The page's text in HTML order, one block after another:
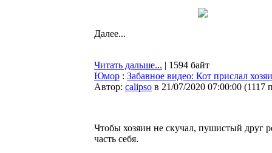
Далее...
Читать дальше... | 1594 байт
Юмор : Забавное видео: Кот прислал
Автор: calipso в 21/07/2020 07:00:00 (1117
Чтобы хозяин не скучал, пушистый друг
часть себя.